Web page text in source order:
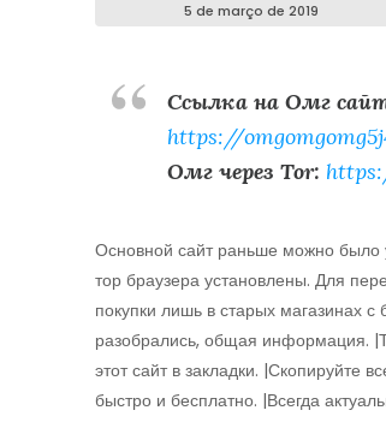
5 de março de 2019
Ссылка на Омг
https://
Омг через Tor:
Основной сайт раньше можно было
тор браузера установлены. Для
покупки лишь в старых магазинах
разобрались, общая информация.
этот сайт в закладки. |Скопируйте
быстро и бесплатно. |Всегда